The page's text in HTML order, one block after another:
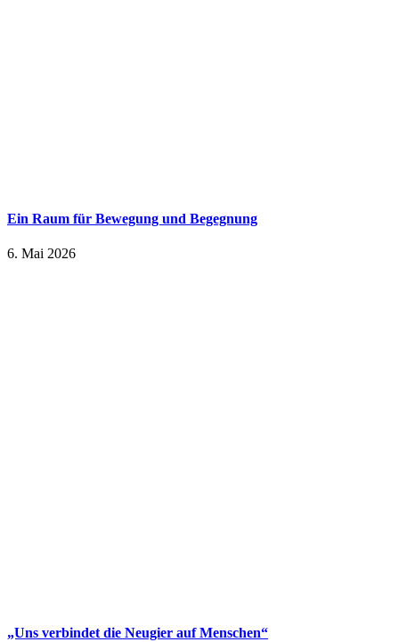
Ein Raum für Bewegung und Begegnung
6. Mai 2026
„Uns verbindet die Neugier auf Menschen“